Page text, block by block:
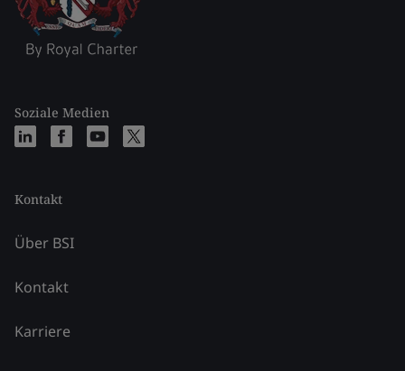
Soziale Medien
Kontakt
Über BSI
Kontakt
Karriere